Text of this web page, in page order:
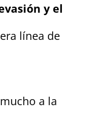
y el
línea de
a la